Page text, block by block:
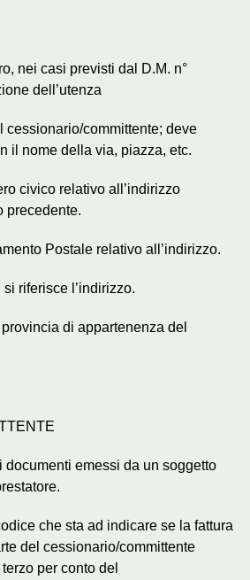
nei casi previsti dal D.M. n°
dell’utenza
cessionario/committente; deve
il nome della via, piazza, etc.
civico relativo all’indirizzo
precedente.
Postale relativo all’indirizzo.
riferisce l’indirizzo.
di appartenenza del
documenti emessi da un soggetto
che sta ad indicare se la fattura
del cessionario/committente
per conto del